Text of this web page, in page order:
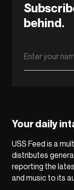
behind.
Your daily
USS Feed is a
distributes
reporting the
and music to its